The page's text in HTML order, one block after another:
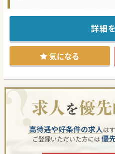
■土曜日休みや、土曜日は午
あれば調整も可能です。
■急性期のような慌ただしさ
ご経験を活かし、ゆったりと
【業務内容】
■業務は入所者様（定員100
心です。
す。
■協力病院も付近に2ヵ所あ
【医療機関情報】
■定員は入所、通院それぞれ
所人数は短期入所20人、認知
■医師・看護師・理学療法士
様の自立と家庭復帰を目指し
■赴任手当や住宅手当も検討
もお気軽にお問い合わせくだ
詳細
気になる